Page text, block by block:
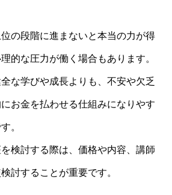
の段階に進まないと本当の力が得
的な圧力が働く場合もあります。
な学びや成長よりも、不安や欠乏
お金を払わせる仕組みになりやす
。
検討する際は、価格や内容、講師
討することが重要です。